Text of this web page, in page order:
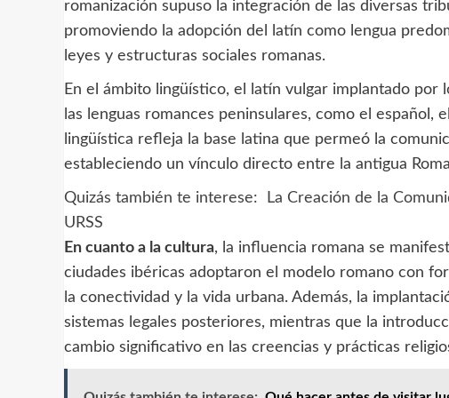
romanización supuso la integración de las diversas
promoviendo la adopción del latín como lengua
leyes y estructuras sociales romanas.
En el ámbito lingüístico, el latín vulgar implantado
las lenguas romances peninsulares, como el español,
lingüística refleja la base latina que permeó la
estableciendo un vínculo directo entre la antigua
Quizás también te interese:
La Creación de la
URSS
En cuanto a la cultura, la influencia romana se
ciudades ibéricas adoptaron el modelo romano con
la conectividad y la vida urbana. Además, la
sistemas legales posteriores, mientras que la
cambio significativo en las creencias y prácticas